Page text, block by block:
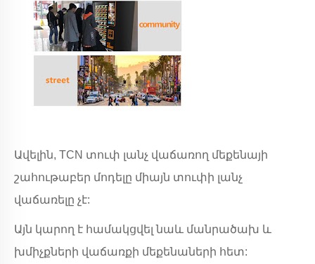
Ավելին, TCN տուփ լանչ վաճառող մեքենայի
շահութաբեր մոդելը միայն տուփի լանչ
վաճառելը չէ:
Այն կարող է համակցվել նաև մանրածախ և
խմիչքների վաճառքի մեքենաների հետ: